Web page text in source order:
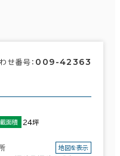
せ番号： 009-42363
面積 24坪
地図を表示